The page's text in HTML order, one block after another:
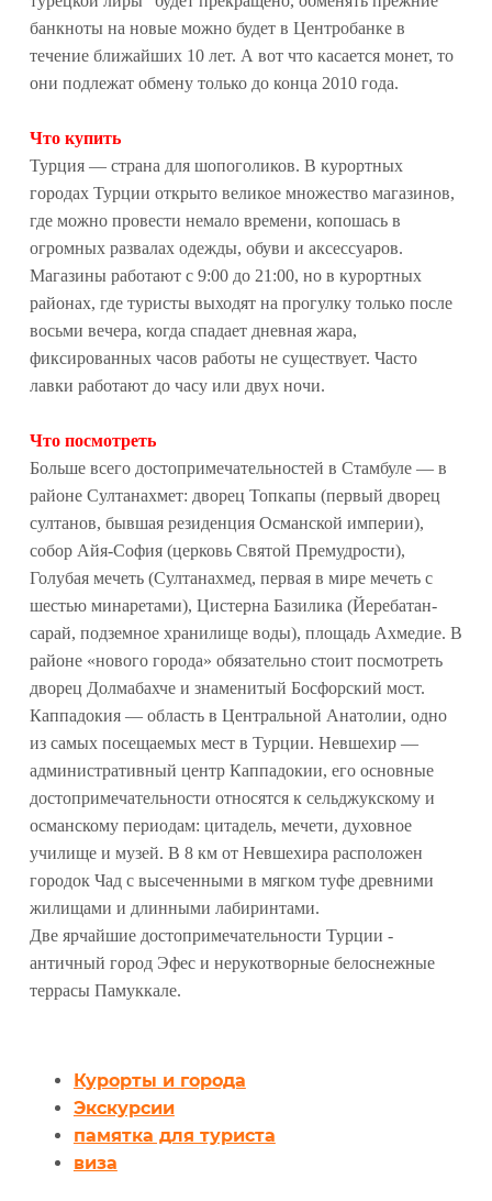
банкноты на новые можно будет в Центробанке в
течение ближайших 10 лет. А вот что касается монет, то
они подлежат обмену только до конца 2010 года.
Что купить
Турция — страна для шопоголиков. В курортных
городах Турции открыто великое множество магазинов,
где можно провести немало времени, копошась в
огромных развалах одежды, обуви и аксессуаров.
Магазины работают с 9:00 до 21:00, но в курортных
районах, где туристы выходят на прогулку только после
восьми вечера, когда спадает дневная жара,
фиксированных часов работы не существует. Часто
лавки работают до часу или двух ночи.
Что посмотреть
Больше всего достопримечательностей в Стамбуле — в
районе Султанахмет: дворец Топкапы (первый дворец
султанов, бывшая резиденция Османской империи),
собор Айя-София (церковь Святой Премудрости),
Голубая мечеть (Султанахмед, первая в мире мечеть с
шестью минаретами), Цистерна Базилика (Йеребатан-
сарай, подземное хранилище воды), площадь Ахмедие. В
районе «нового города» обязательно стоит посмотреть
дворец Долмабахче и знаменитый Босфорский мост.
Каппадокия — область в Центральной Анатолии, одно
из самых посещаемых мест в Турции. Невшехир —
административный центр Каппадокии, его основные
достопримечательности относятся к сельджукскому и
османскому периодам: цитадель, мечети, духовное
училище и музей. В 8 км от Невшехира расположен
городок Чад с высеченными в мягком туфе древними
жилищами и длинными лабиринтами.
Две ярчайшие достопримечательности Турции -
античный город Эфес и нерукотворные белоснежные
террасы Памуккале.
Курорты и города
Экскурсии
памятка для туриста
виза